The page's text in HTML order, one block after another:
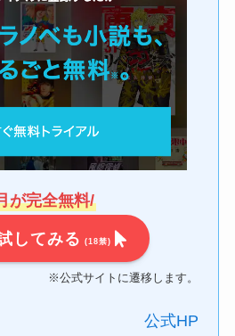
が完全無料/
してみる (18禁)
※公式サイトに遷移します。
公式HP